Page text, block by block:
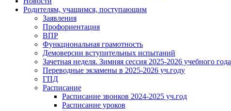
Родителям, учащимся, поступающим
Заявления
Профориентация
ВПР
Функциональная грамотность
Демоверсии вступительных испытаний
Зачетная неделя. Зимняя сессия 2025-2026 учебного года
Переводные экзамены в 2025-2026 уч.году
ГПД
Расписание
Расписание звонков 2024-2025 уч.год
Расписание уроков